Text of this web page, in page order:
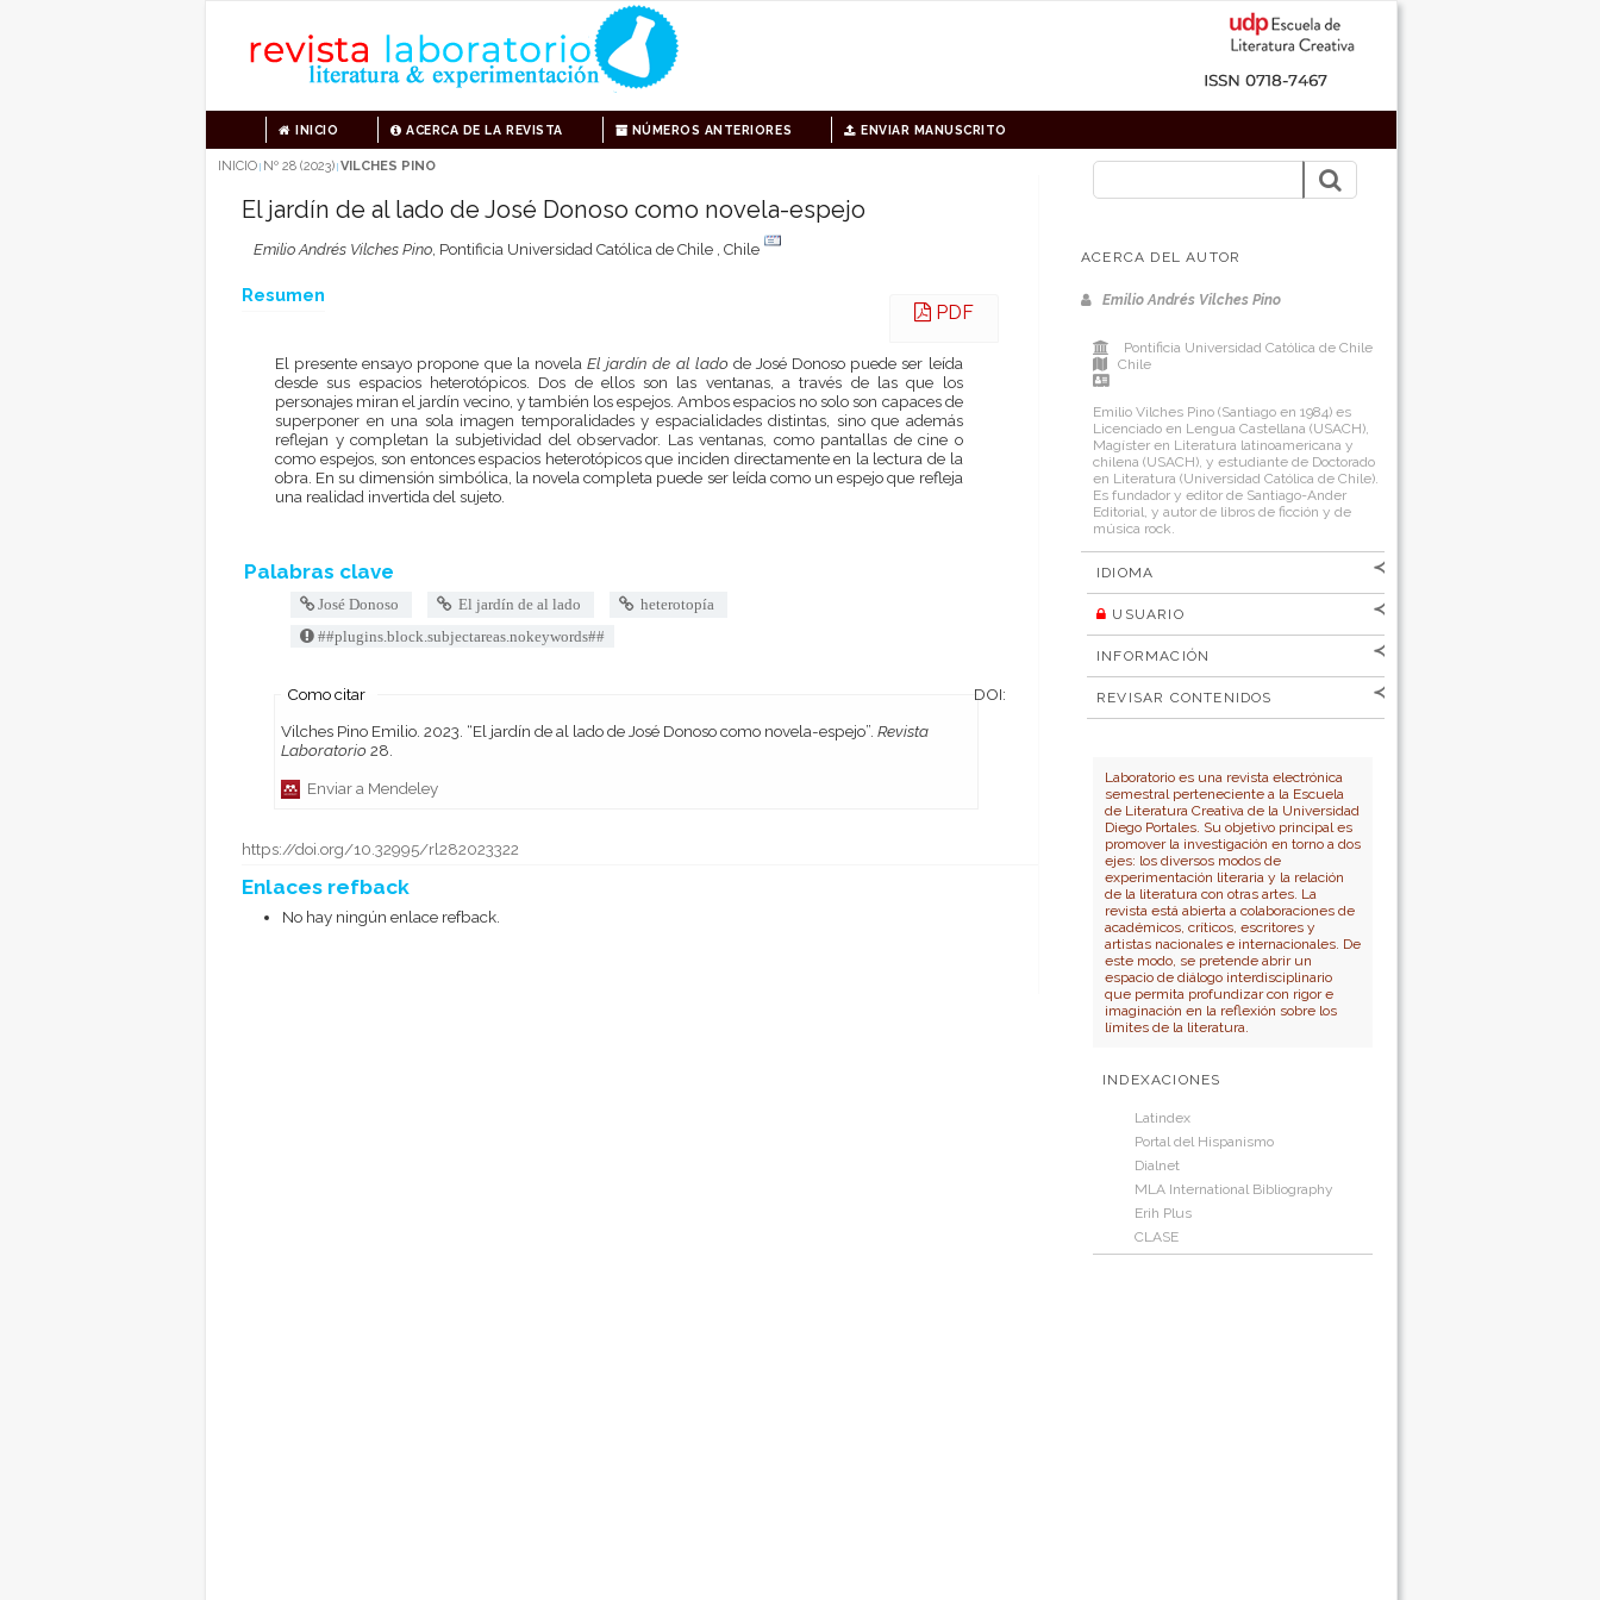
INICIO ACERCA DE LA REVISTA NÚMEROS ANTERIORES ENVIAR MANUSCRITO
ACERCA DEL AUTOR
Emilio Andrés Vilches Pino
Pontificia Universidad Católica de Chile
Chile
Emilio Vilches Pino (Santiago en 1984) es
Licenciado en Lengua Castellana (USACH),
Magíster en Literatura latinoamericana y
chilena (USACH), y estudiante de Doctorado
en Literatura (Universidad Católica de Chile).
Es fundador y editor de Santiago-Ander
Editorial, y autor de libros de ficción y de
música rock.
IDIOMA
[Español
USUARIO
Nombre de
usuario
Contraseña
INFORMACIÓN
Para lectores/as
Para autores
REVISAR CONTENIDOS
Autor
Título
Laboratorio es una revista electrónica
semestral perteneciente a la Escuela
de Literatura Creativa de la Universidad
Diego Portales. Su objetivo principal es
promover la investigación en torno a dos
ejes: los diversos modos de
experimentación literaria y la relación
de la literatura con otras artes. La
revista está abierta a colaboraciones de
académicos, críticos, escritores y
artistas nacionales e internacionales. De
este modo, se pretende abrir un
espacio de diálogo interdisciplinario
que permita profundizar con rigor e
imaginación en la reflexión sobre los
límites de la literatura.
INDEXACIONES
Latindex
Portal del Hispanismo
Dialnet
MLA International Bibliography
Erih Plus
CLASE
INICIO | Nº 28 (2023) | VILCHES PINO
El jardín de al lado de José Donoso como novela-espejo
Emilio Andrés Vilches Pino, Pontificia Universidad Católica de Chile , Chile
Resumen
PDF
El presente ensayo propone que la novelaEl jardín de al lado de José Donoso puede ser leída
desde sus espacios heterotópicos. Dos de ellos son las ventanas, a través de las que los
personajes miran el jardín vecino, y también los espejos. Ambos espacios no solo son capaces de
superponer en una sola imagen temporalidades y espacialidades distintas, sino que además
reflejan y completan la subjetividad del observador. Las ventanas, como pantallas de cine o
como espejos, son entonces espacios heterotópicos que inciden directamente en la lectura de la
obra. En su dimensión simbólica, la novela completa puede ser leída como un espejo que refleja
una realidad invertida del sujeto.
Palabras clave
José Donoso El jardín de al lado
heterotopía
##plugins.block.subjectareas.nokeywords##
Como citar
Vilches Pino Emilio. 2023. “El jardín de al lado de José Donoso como novela-espejo”. Revista
Laboratorio 28.
Enviar a Mendeley
DOI:
https://doi.org/10.32995/rl282023322
Enlaces refback
No hay ningún enlace refback.